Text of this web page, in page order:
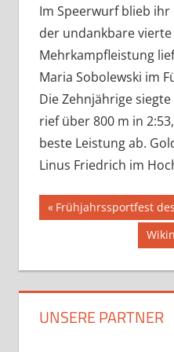
Im Speerwurf blieb
der undankbare vierte
Mehrkampfleistung
Maria Sobolewski im
Die Zehnjährige
rief über 800 m in
beste Leistung ab.
Linus Friedrich im
Vorheriger
Beitrag:
Frühjahrssportfest
UNSERE PARTNER